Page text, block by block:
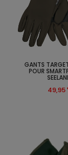
GANTS
POUR
49,95